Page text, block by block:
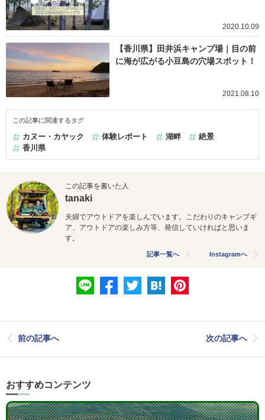
2020.10.09
【香川県】田井浜キャンプ場｜目の前
に海が広がる小豆島の穴場スポット！
2021.08.10
この記事に関連するタグ
カヌー・カヤック 体験レポート 湖畔
絶景
香川県
この記事を書いた人
tanaki
夫婦でアウトドアを楽しんでいます。こだわりのキャンプギ
ア、 アウトドアの楽しみ方等、発信していければと思いま
す。
記事一覧へ Instagramへ
前の記事へ 次の記事へ
おすすめコンテンツ